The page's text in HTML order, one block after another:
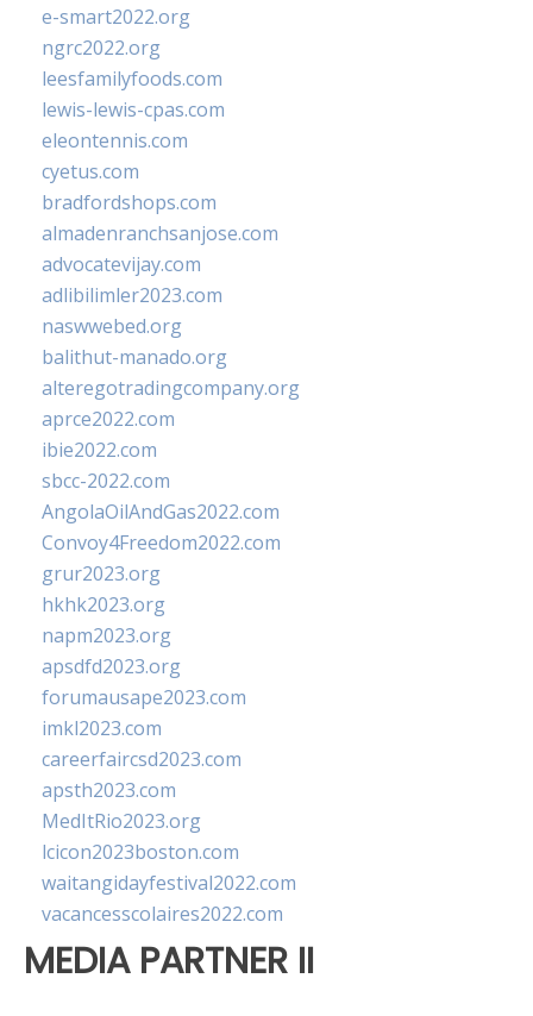
e-smart2022.org
ngrc2022.org
leesfamilyfoods.com
lewis-lewis-cpas.com
eleontennis.com
cyetus.com
bradfordshops.com
almadenranchsanjose.com
advocatevijay.com
adlibilimler2023.com
naswwebed.org
balithut-manado.org
alteregotradingcompany.org
aprce2022.com
ibie2022.com
sbcc-2022.com
AngolaOilAndGas2022.com
Convoy4Freedom2022.com
grur2023.org
hkhk2023.org
napm2023.org
apsdfd2023.org
forumausape2023.com
imkl2023.com
careerfaircsd2023.com
apsth2023.com
MedItRio2023.org
lcicon2023boston.com
waitangidayfestival2022.com
vacancesscolaires2022.com
MEDIA PARTNER II